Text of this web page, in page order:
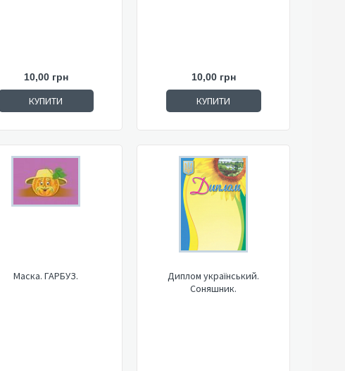
10,00 грн
КУПИТИ
10,00 грн
КУПИТИ
Маска. ГАРБУЗ.
Диплом український.
Соняшник.